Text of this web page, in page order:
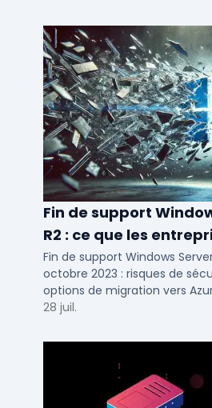
Fin de support
R2 : ce que les
savoir
Fin de support Windows
octobre 2023 : risques de
options de migration vers
pour TPE, PME et ETI.
28 juil.